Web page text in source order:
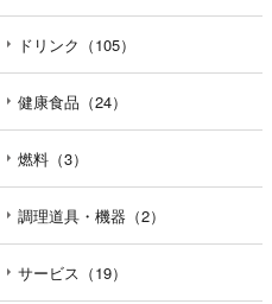
ドリンク（105）
健康食品（24）
燃料（3）
調理道具・機器（2）
サービス（19）